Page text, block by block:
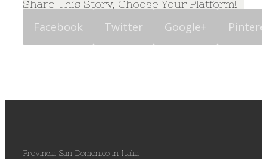
Share This Story, Choose Your Platform!
Facebook Twitter Google+
Provincia San Domenico in Italia